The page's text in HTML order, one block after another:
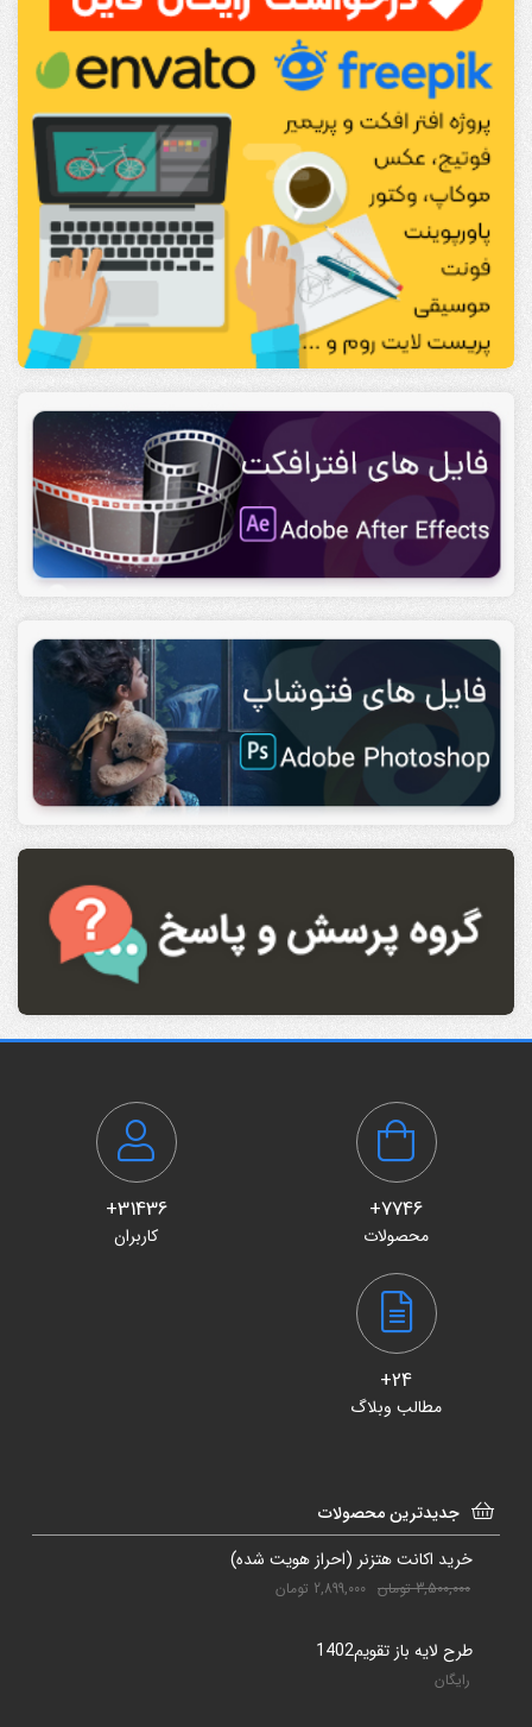
7746+
محصولات
31436+
کاربران
24+
مطالب وبلاگ
جدیدترین محصولات
خرید اکانت هتزنر (احراز هویت شده)
3,500,000 تومان 2,899,000 تومان
طرح لایه باز تقویم1402
رایگان